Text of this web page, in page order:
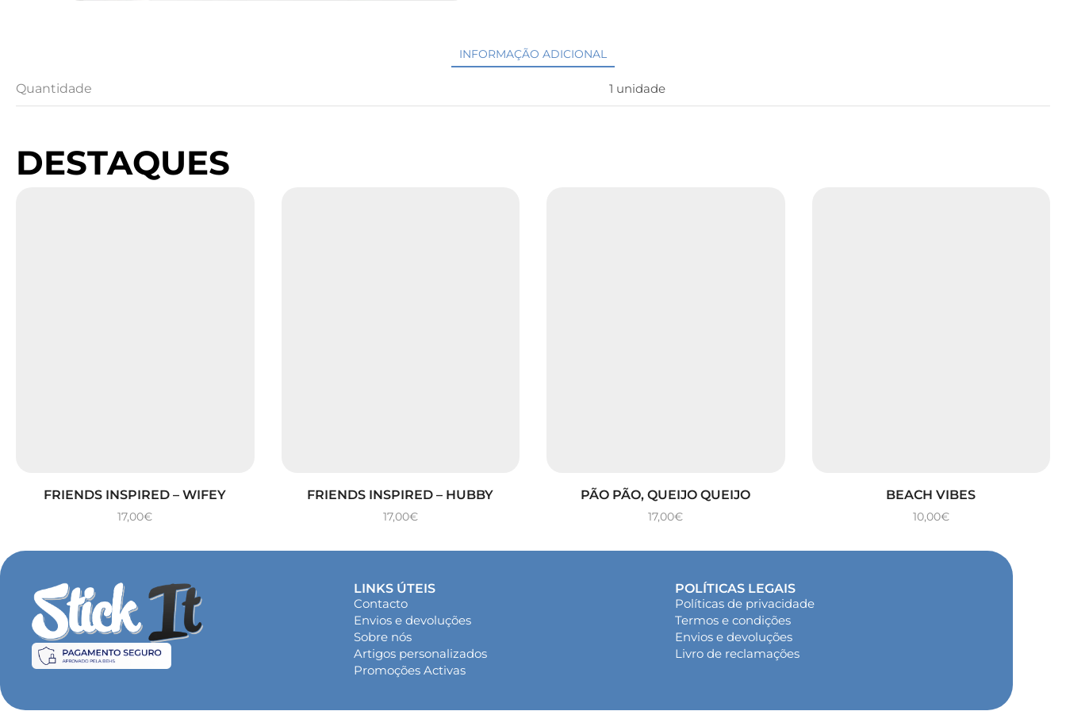
INFORMAÇÃO ADICIONAL
Quantidade 1 unidade
DESTAQUES
FRIENDS INSPIRED – WIFEY
17,00€
FRIENDS INSPIRED – HUBBY
17,00€
PÃO PÃO, QUEIJO QUEIJO
17,00€
BEACH VIBES
10,00€
LINKS ÚTEIS
Contacto
Envios e devoluções
Sobre nós
Artigos personalizados
Promoções Activas
POLÍTICAS LEGAIS
Políticas de privacidade
Termos e condições
Envios e devoluções
Livro de reclamações